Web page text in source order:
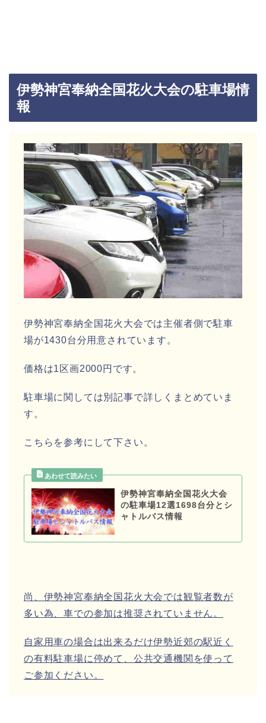
伊勢神宮奉納全国花火大会の駐車場情
報
伊勢神宮奉納全国花火大会では主催者側で駐車
場が1430台分用意されています。
価格は1区画2000円です。
駐車場に関しては別記事で詳しくまとめていま
す。
こちらを参考にして下さい。
伊勢神宮奉納全国花火大会
の駐車場12選1698台分とシ
ャトルバス情報
尚、伊勢神宮奉納全国花火大会では観覧者数が
多い為、車での参加は推奨されていません。
自家用車の場合は出来るだけ伊勢近郊の駅近く
の有料駐車場に停めて、公共交通機関を使って
ご参加ください。